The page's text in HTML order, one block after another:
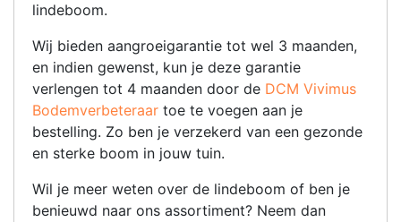
lindeboom.
Wij bieden aangroeigarantie tot wel 3 maanden,
en indien gewenst, kun je deze garantie
verlengen tot 4 maanden door de DCM Vivimus
Bodemverbeteraar toe te voegen aan je
bestelling. Zo ben je verzekerd van een gezonde
en sterke boom in jouw tuin.
Wil je meer weten over de lindeboom of ben je
benieuwd naar ons assortiment? Neem dan